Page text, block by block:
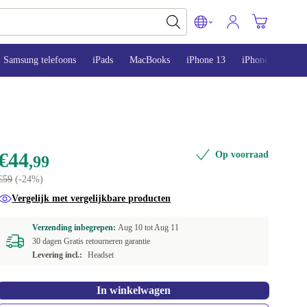
Samsung telefoons iPads MacBooks iPhone 13 iPhone 14
,99
(-24%)
Op voorraad
Vergelijk met vergelijkbare producten
Verzending inbegrepen:Aug 10 totAug 11
30 dagen Gratis retourneren garantie
Levering incl.:
Headset
In winkelwagen